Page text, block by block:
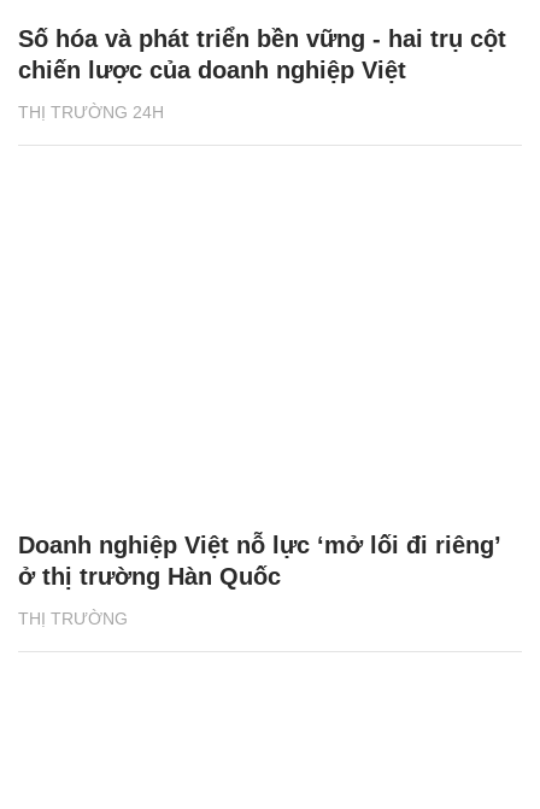
THỊ TRƯỜNG 24H
Số hóa và phát triển bền vững - hai trụ cột
chiến lược của doanh nghiệp Việt
THỊ TRƯỜNG
Doanh nghiệp Việt nỗ lực ‘mở lối đi riêng’
ở thị trường Hàn Quốc